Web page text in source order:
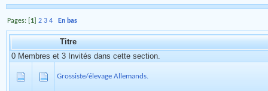
Pages: [ 1 ]2 3 4 En bas
Titre
0 Membres et 3 Invités dans cette section.
Grossiste/élevage Allemands.